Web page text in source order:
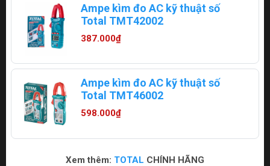
Ampe kìm đo AC kỹ thuật số
Total TMT42002
387.000₫
Ampe kìm đo AC kỹ thuật số
Total TMT46002
598.000₫
Xem thêm: TOTAL CHÍNH HÃNG